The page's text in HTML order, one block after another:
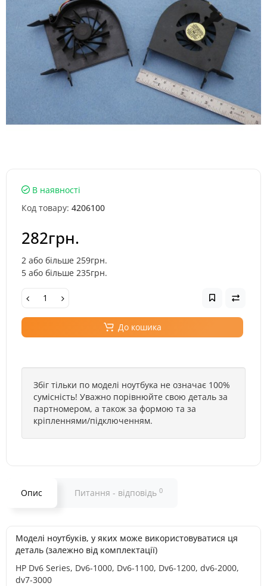
В наявності
Код товару: 4206100
282грн.
2 або більше 259грн.
5 або більше 235грн.
До кошика
Збіг тільки по моделі ноутбука не означає 100%
сумісність! Уважно порівнюйте свою деталь за
партномером, а також за формою та за
кріпленнями/підключенням.
Опис Питання - відповідь 0
Моделі ноутбуків, у яких може використовуватися ця
деталь (залежно від комплектації)
HP Dv6 Series, Dv6-1000, Dv6-1100, Dv6-1200, dv6-2000,
dv7-3000